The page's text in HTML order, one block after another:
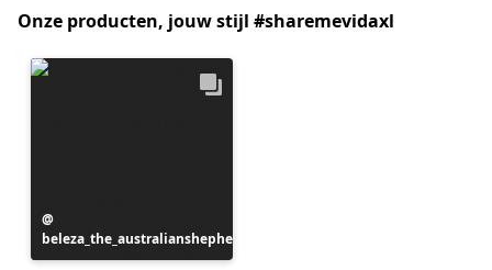
Onze producten, jouw stijl #sharemevidaxl
gepubliceerd
door
beleza_the_australianshepherd